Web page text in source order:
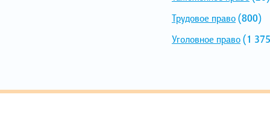
Трудовое право(800)
Уголовное право(1